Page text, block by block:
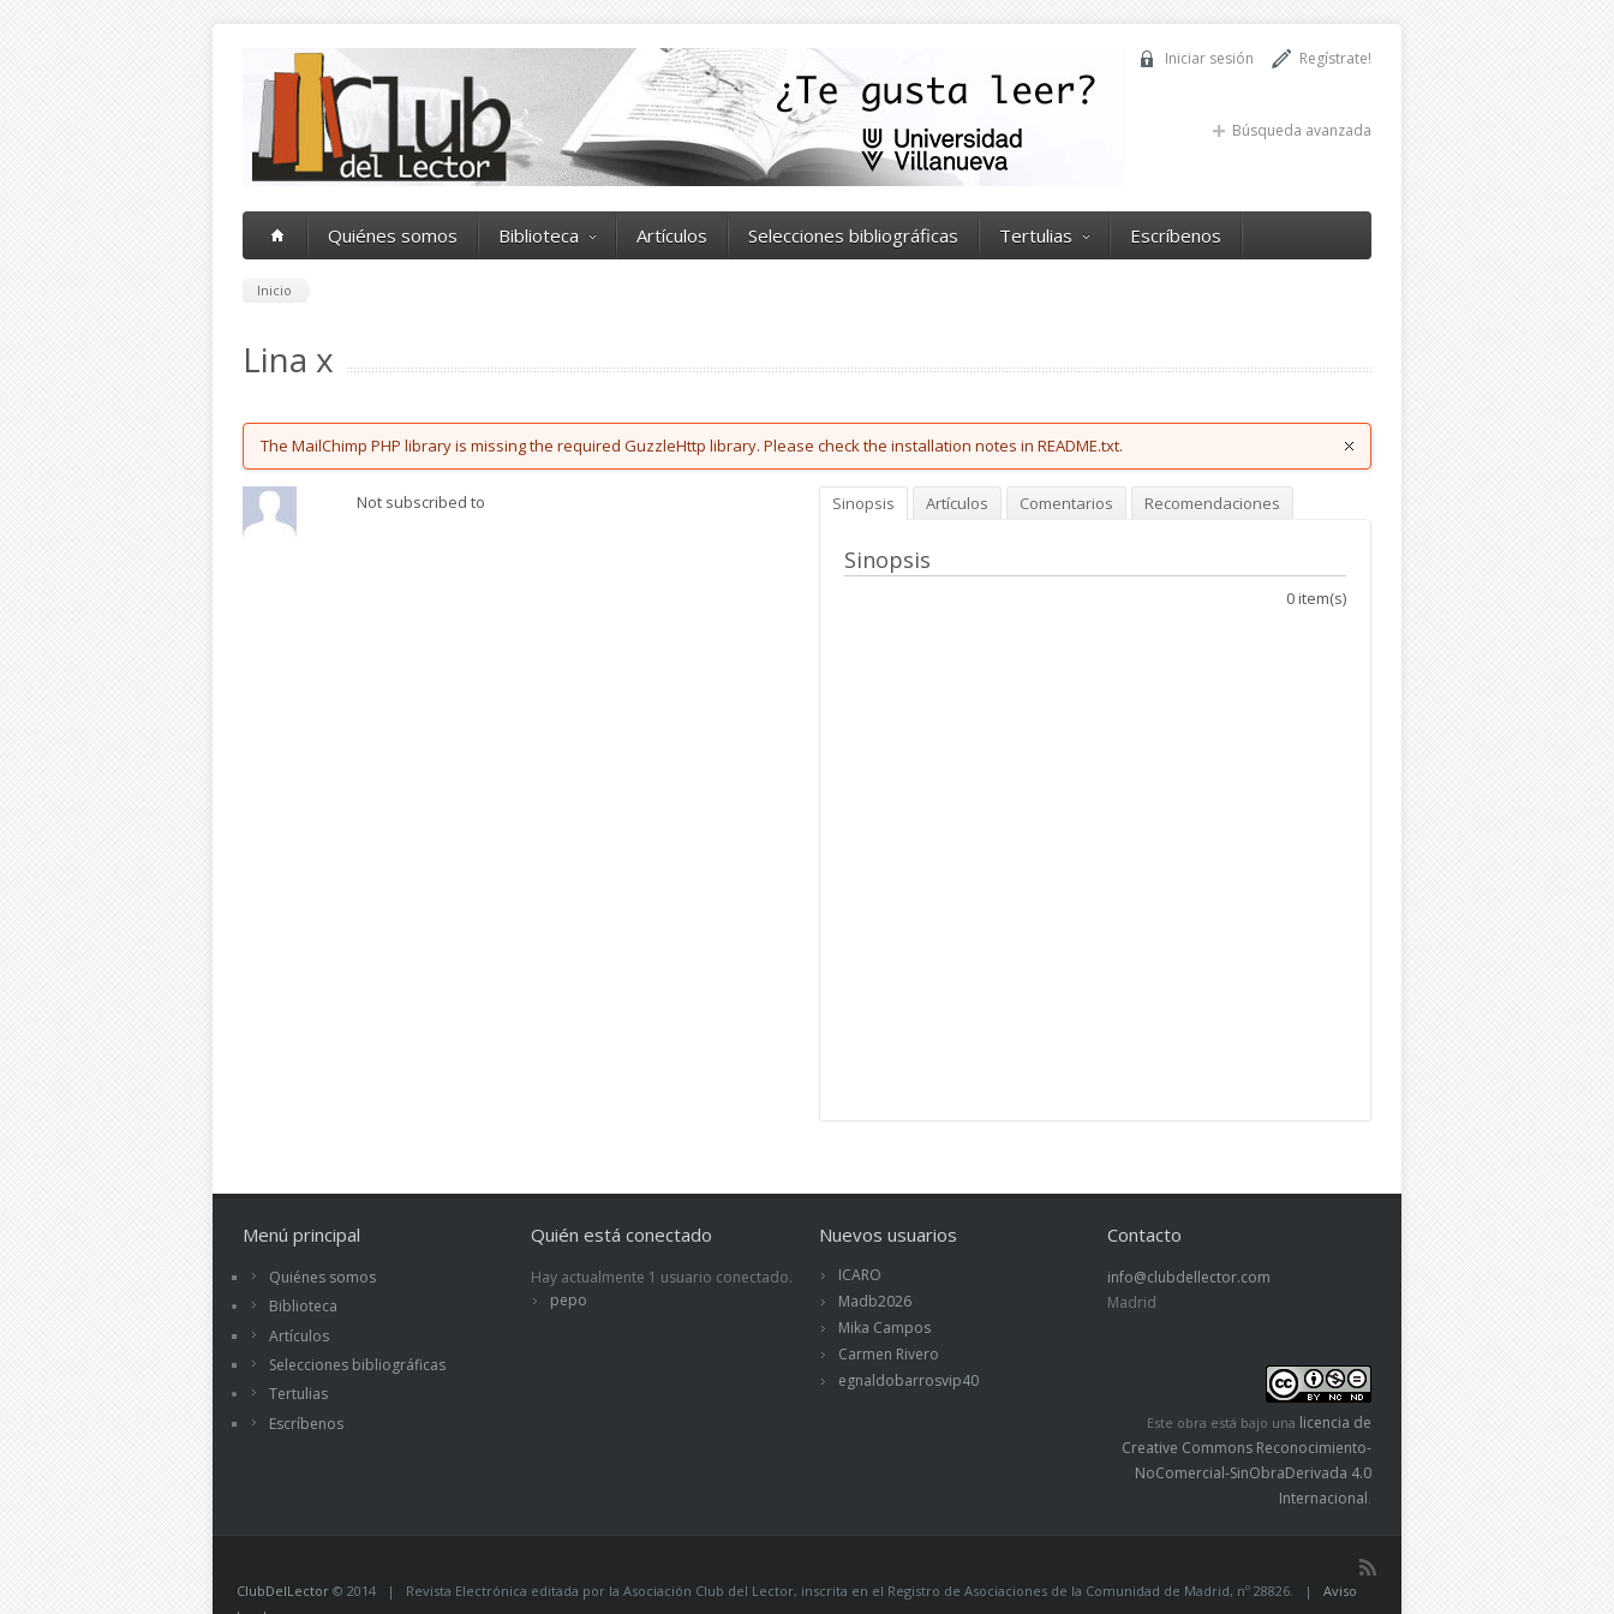
Regístrate!
Iniciar sesión
Búsqueda avanzada
Quiénes somos Biblioteca Artículos Selecciones bibliográficas Tertulias Escríbenos
Inicio
Lina x
Error message
The MailChimp PHP library is missing the required GuzzleHttp library. Please check the installation notes in README.txt.
Not subscribed to Sinopsis Artículos Comentarios Recomendaciones
Sinopsis
0 item(s)
Menú principal
Quiénes somos
Biblioteca
Artículos
Selecciones bibliográficas
Tertulias
Escríbenos
Quién está conectado
Hay actualmente 1 usuario conectado.
pepo
Nuevos usuarios
ICARO
Madb2026
Mika Campos
Carmen Rivero
egnaldobarrosvip40
Contacto
info@clubdellector.com
Madrid
Este obra está bajo una licencia de
Creative Commons Reconocimiento-
NoComercial-SinObraDerivada 4.0
Internacional
ClubDelLector © 2014 | Revista Electrónica editada por la Asociación Club del Lector, inscrita en el Registro de Asociaciones de la Comunidad de Madrid, nº 28826. | Aviso